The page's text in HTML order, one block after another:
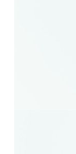
a.10150952191530938/